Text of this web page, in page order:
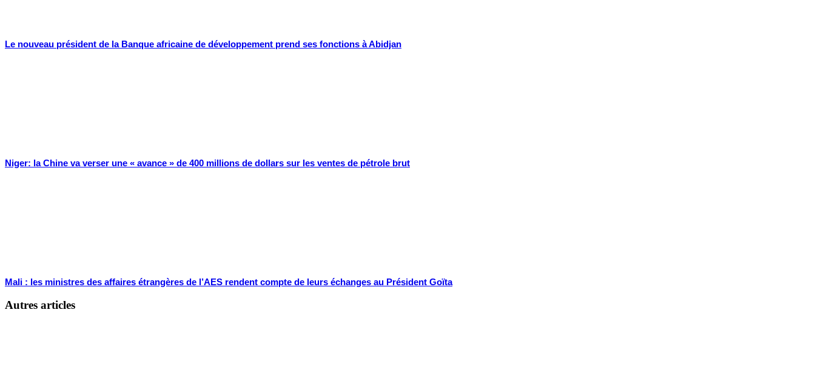
Le nouveau président de la Banque africaine de développement prend ses fonctions à Abidjan
Niger: la Chine va verser une « avance » de 400 millions de dollars sur les ventes de pétrole brut
Mali : les ministres des affaires étrangères de l’AES rendent compte de leurs échanges au Président Goïta
Autres articles